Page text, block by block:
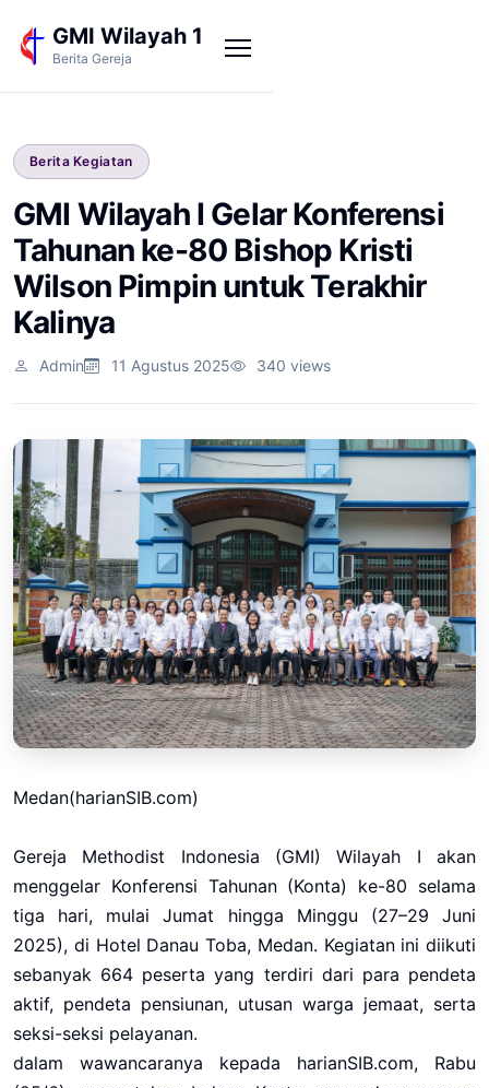
GMI Wilayah 1
Berita Gereja
Berita Kegiatan
GMI Wilayah I Gelar Konferensi
Tahunan ke-80 Bishop Kristi
Wilson Pimpin untuk Terakhir
Kalinya
Admin 11 Agustus 2025 340 views
Medan(harianSIB.com)
Gereja Methodist Indonesia (GMI) Wilayah I akan
menggelar Konferensi Tahunan (Konta) ke-80 selama
tiga hari, mulai Jumat hingga Minggu (27–29 Juni
2025), di Hotel Danau Toba, Medan. Kegiatan ini diikuti
sebanyak 664 peserta yang terdiri dari para pendeta
aktif, pendeta pensiunan, utusan warga jemaat, serta
seksi-seksi pelayanan.
dalam wawancaranya kepada harianSIB.com, Rabu